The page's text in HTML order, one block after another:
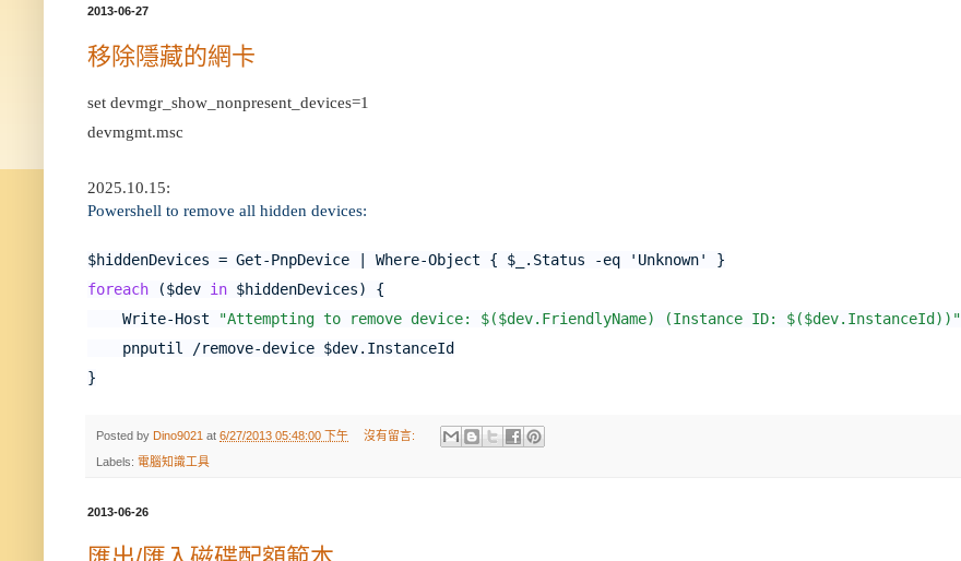
2013-06-27
移除隱藏的網卡
set devmgr_show_nonpresent_devices=1
devmgmt.msc
2025.10.15:
Powershell to remove all hidden devices:
foreach ($dev in $hiddenDevices) {
    Write-Host
"Attempting to remove device: $($dev.FriendlyName) (Instance ID: $($dev.InstanceId))"
    pnputil /remove-device $dev.InstanceId
}
Posted by Dino9021 at 6/27/2013 05:48:00 下午 沒有留言:
Labels: 電腦知識工具
2013-06-26